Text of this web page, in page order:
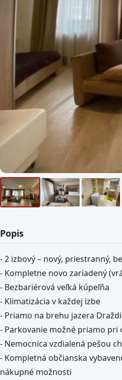
Popis
- 2 izbový – nový, priestranný,
- Kompletne novo zariadený
- Bezbariérová veľká kúpeľňa
- Klimatizácia v každej izbe
- Priamo na brehu jazera
- Parkovanie možné priamo
- Nemocnica vzdialená pešou
- Kompletná občianska
nákupné možnosti